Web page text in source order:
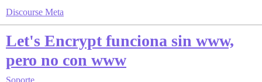
Discourse Meta
Let's Encrypt funciona sin www,
pero no con www
Soporte